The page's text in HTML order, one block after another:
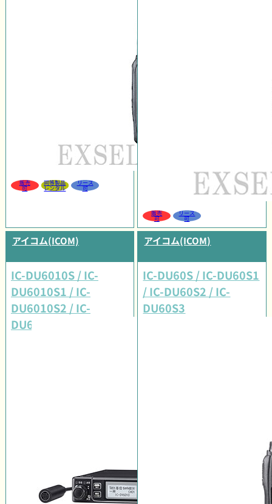
販売
可
同等製品
レンタル
リース
可
販売
可
リース
可
アイコム(ICOM)
IC-DU6010S / IC-
DU6010S1 / IC-
DU6010S2 / IC-
DU6010S3
アイコム(ICOM)
IC-DU60S / IC-DU60S1
/ IC-DU60S2 / IC-
DU60S3